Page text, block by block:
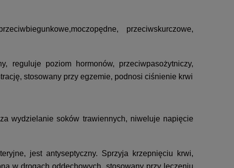
przeciwskurczowe,
reguluje poziom hormonów, przeciwpasożytniczy,
stosowany przy egzemie, podnosi ciśnienie krwi
wydzielanie soków trawiennych, niweluje napięcie
jest antyseptyczny. Sprzyja krzepnięciu krwi,
w drogach oddechowych, stosowany przy leczeniu